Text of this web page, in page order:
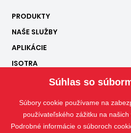
PRODUKTY
NAŠE SLUŽBY
APLIKÁCIE
ISOTRA
Súhlas so
Súbory cookie používame na
používateľského zážitku na našich
Podrobné informácie o súboroch